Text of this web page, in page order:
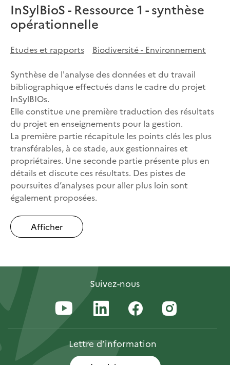
InSylBioS - Ressource 1 - synthèse
opérationnelle
Etudes et rapports Biodiversité - Environnement
Synthèse de l'analyse des données et du travail
bibliographique effectués dans le cadre du projet
InSylBIOs.
Elle constitue une première traduction des résultats
du projet en enseignements pour la gestion.
La première partie récapitule les points clés les plus
transférables, à ce stade, aux gestionnaires et
propriétaires. Une seconde partie présente plus en
détails et discute ces résultats. Des pistes de
poursuites d’analyses pour aller plus loin sont
également proposées.
Afficher
Suivez-nous
Lettred’information